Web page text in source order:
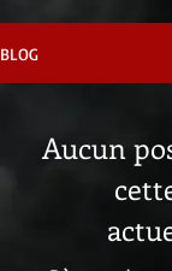
BLOG
Aucun